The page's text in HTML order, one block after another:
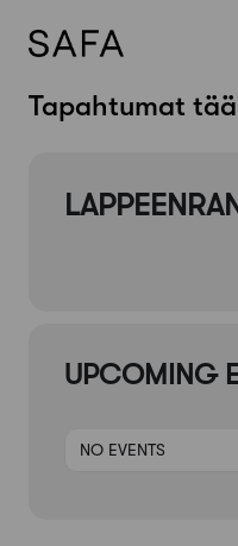
SkipTapahtumat
UPCOMING
NO EVENTS